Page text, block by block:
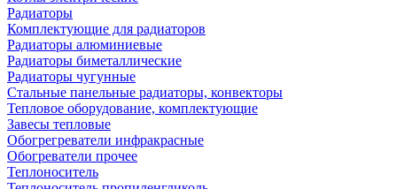
Радиаторы
Комплектующие для радиаторов
Радиаторы алюминиевые
Радиаторы биметаллические
Радиаторы чугунные
Стальные панельные радиаторы, конвекторы
Тепловое оборудование, комплектующие
Завесы тепловые
Обогрегреватели инфракрасные
Обогреватели прочее
Теплоноситель